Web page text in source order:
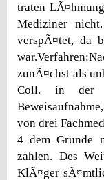
traten
Mediziner
verspÃ¤tet, da
zunÃ¤chst als
Coll. in der
von drei
4 dem Grunde
zahlen. Des
KlÃ¤ger